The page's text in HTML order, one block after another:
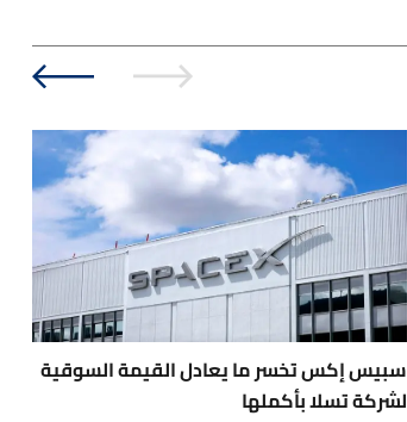
سبيس إكس تخسر ما يعادل القيمة السوقية
لشركة تسلا بأكملها